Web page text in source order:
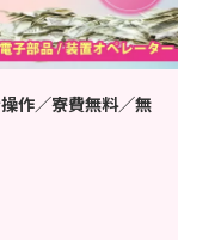
作／寮費無料／無